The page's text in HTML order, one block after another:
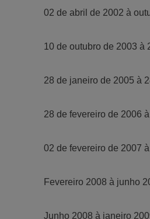
02 de abril de 2002 à
10 de outubro de 2003 à
28 de janeiro de 2005 à
28 de fevereiro de 2006
02 de fevereiro de 2007
Fevereiro 2008 à junho
Junho 2008 à janeiro